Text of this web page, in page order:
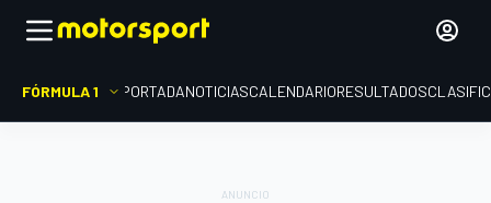
FÓRMULA 1 PORTADANOTICIASCALENDARIORESULTADOS